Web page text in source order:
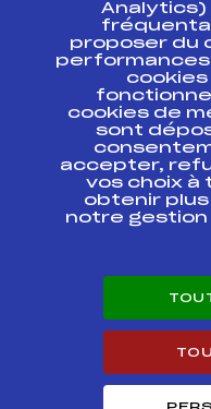
Ressources
Pass’Neige
Projet sportif
Projet de
Antidopage
Pôle
Scientifique
Listes
Pôle vie de
Enseignement
Carrières
Analytics)
proposer du
performances
cookies de
sont
accepter,
vos choix à
obtenir
notre gestion